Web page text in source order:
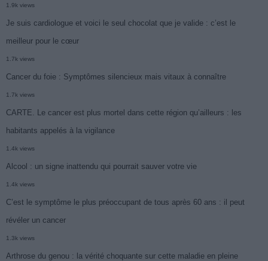
1.9k views
Je suis cardiologue et voici le seul chocolat que je valide : c’est le
meilleur pour le cœur
1.7k views
Cancer du foie : Symptômes silencieux mais vitaux à connaître
1.7k views
CARTE. Le cancer est plus mortel dans cette région qu’ailleurs : les
habitants appelés à la vigilance
1.4k views
Alcool : un signe inattendu qui pourrait sauver votre vie
1.4k views
C’est le symptôme le plus préoccupant de tous après 60 ans : il peut
révéler un cancer
1.3k views
Arthrose du genou : la vérité choquante sur cette maladie en pleine